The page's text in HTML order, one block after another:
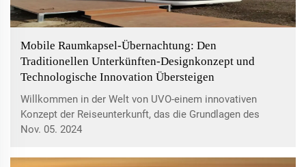
Mobile Raumkapsel-Übernachtung: Den
Traditionellen Unterkünften-Designkonzept und
Technologische Innovation Übersteigen
Willkommen in der Welt von UVO-einem innovativen
Konzept der Reiseunterkunft, das die Grundlagen des
Gastgewerbes neu definiert. Die beste Kombination aus
einer inspirierenden und immersiven Wohnerfahrung...
Nov. 05. 2024